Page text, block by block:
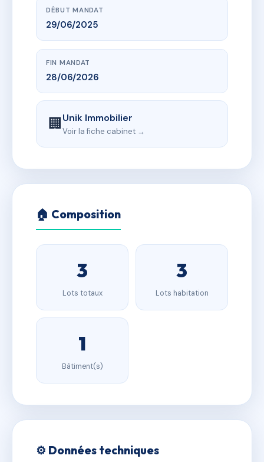
DÉBUT MANDAT
29/06/2025
FIN MANDAT
28/06/2026
🏢Unik Immobilier
Voir la fiche cabinet →
🏠 Composition
3
Lots totaux
3
Lots habitation
1
Bâtiment(s)
⚙️ Données techniques